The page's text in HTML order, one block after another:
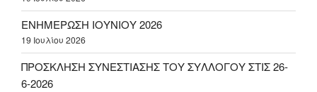
ΕΝΗΜΕΡΩΣΗ ΙΟΥΝΙΟΥ 2026
19 Ιουλίου 2026
ΠΡΟΣΚΛΗΣΗ ΣΥΝΕΣΤΙΑΣΗΣ ΤΟΥ ΣΥΛΛΟΓΟΥ ΣΤΙΣ 26-
6-2026